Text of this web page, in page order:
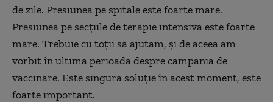
de zile. Presiunea pe spitale este foarte mare.
Presiunea pe secțiile de terapie intensivă este foarte
mare. Trebuie cu toții să ajutăm, și de aceea am
vorbit în ultima perioadă despre campania de
vaccinare. Este singura soluție în acest moment, este
foarte important.